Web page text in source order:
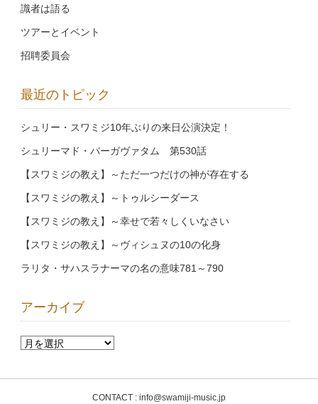
識者は語る
ツアーとイベント
招聘委員会
最近のトピック
シュリー・スワミジ10年ぶりの来日公演決定！
シュリーマド・バーガヴァタム 第530話
【スワミジの教え】～ただ一つだけの神が存在する
【スワミジの教え】～トゥルシーダース
【スワミジの教え】～幸せで若々しくいなさい
【スワミジの教え】～ヴィシュヌの10の化身
ラリタ・サハスラナーマの名の意味781～790
アーカイブ
CONTACT : info@swamiji-music.jp